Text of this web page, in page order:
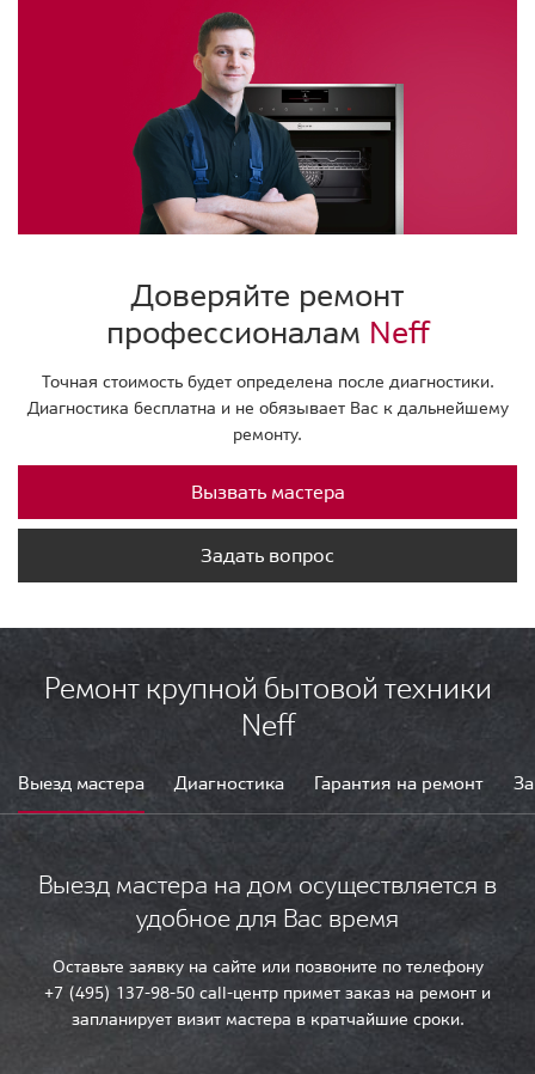
Доверяйте ремонт
профессионалам Neff
Точная стоимость будет определена после диагностики.
Диагностика бесплатна и не обязывает Вас к дальнейшему
ремонту.
Вызвать мастера
Задать вопрос
Ремонт крупной бытовой техники
Neff
Выезд мастера Диагностика Гарантия на ремонт
Выезд мастера на дом осуществляется в
удобное для Вас время
Оставьте заявку на сайте или позвоните по телефону
+7 (495) 137-98-50 call-центр примет заказ на ремонт и
запланирует визит мастера в кратчайшие сроки.